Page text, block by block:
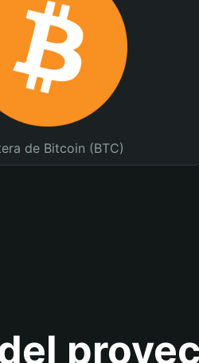
de Bitcoin (BTC)